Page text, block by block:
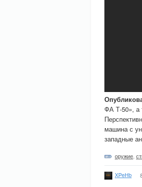
ФА Т-50», а
машина с
западные
оружие
XPeHb